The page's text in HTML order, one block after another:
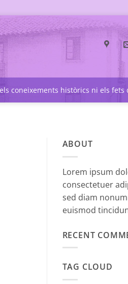
coneixements històrics ni els fets
ABOUT
Lorem ipsum
consectetuer
sed diam
euismod
RECENT
TAG CLOUD